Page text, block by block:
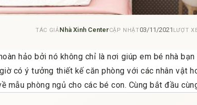
TÁC GIẢNhà Xinh CenterCẬP NHẬT03/11/2021 LƯỢT
hảo bởi nó không chỉ là nơi giúp em bé nhà
có ý tưởng thiết kế căn phòng với các nhân vật
mẫu phòng ngủ cho các bé con. Cùng bắt đầu